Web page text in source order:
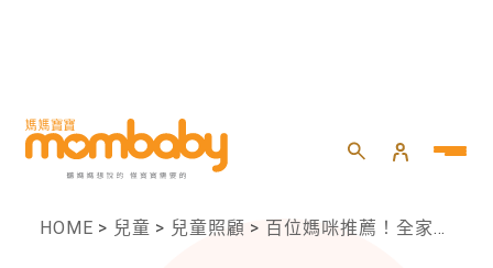
HOME > 兒童 > 兒童照顧 > 百位媽咪推薦！全家大小的健康哨兵，黑松L-137植物乳酸菌膠囊，不用冷藏隨取超方便，遠離過敏的最佳法寶